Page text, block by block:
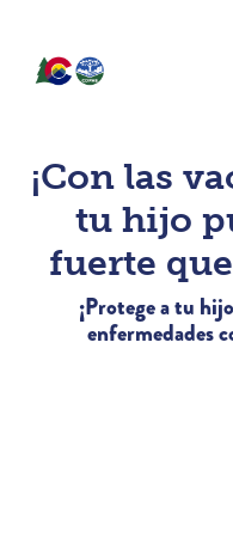
¡Con las
tu hijo
fuerte
¡Protege a tu
enfermedades